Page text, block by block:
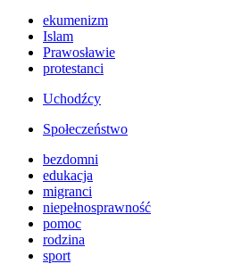
ekumenizm
Islam
Prawosławie
protestanci
Uchodźcy
Społeczeństwo
bezdomni
edukacja
migranci
niepełnosprawność
pomoc
rodzina
sport